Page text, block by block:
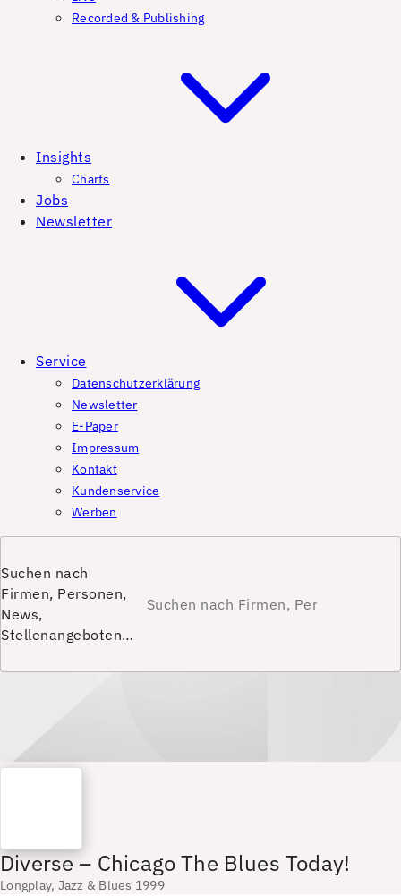
Recorded & Publishing
Insights
Charts
Jobs
Newsletter
Service
Datenschutzerklärung
Newsletter
E-Paper
Impressum
Kontakt
Kundenservice
Werben
Suchen nach
Firmen, Personen,
News,
Stellenangeboten…
Diverse – Chicago The Blues Today!
Longplay, Jazz & Blues 1999